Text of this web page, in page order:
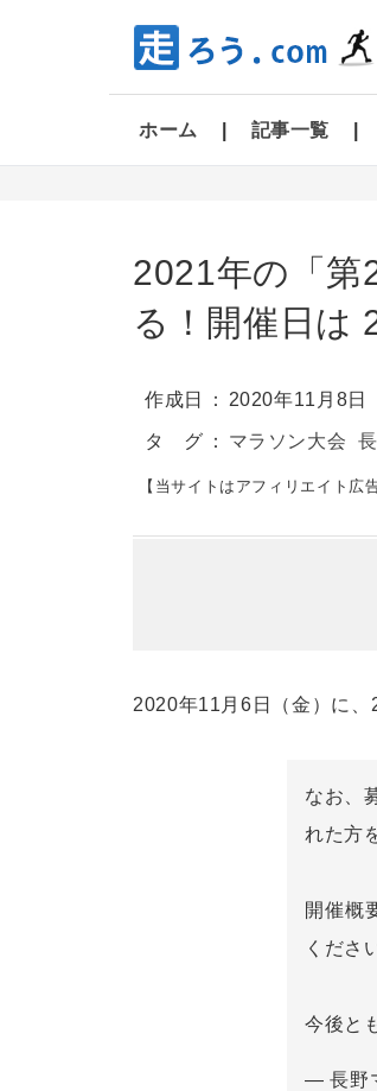
ホーム 記事一覧
2021年の「第
る！開催日は
作成日 2020年11月8日
タ グ マラソン大会
【当サイトはアフィリエイト広
2020年11月6日（金）に、
なお、
れた方
開催概
くださ
今後と
— 長野